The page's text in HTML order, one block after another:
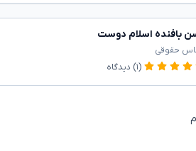
بافنده اسلام دوست
حقوقی
(۱) دیدگاه